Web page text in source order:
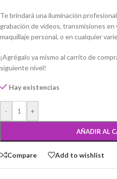
Te brindará una iluminación
grabación de videos, transmisiones
maquillaje personal, o en cualquier
¡Agrégalo ya mismo al carrito de
siguiente nivel!
Hay existencias
- +
AÑADIR AL
Compare Add to wishlist